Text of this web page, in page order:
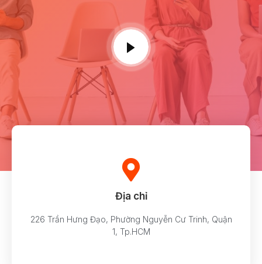
Địa chỉ
226 Trần Hưng Đạo, Phường Nguyễn Cư Trinh, Quận
1, Tp.HCM